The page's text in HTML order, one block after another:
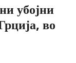
убојни
во